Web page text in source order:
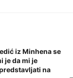
iz Minhena se
je da mi je
na